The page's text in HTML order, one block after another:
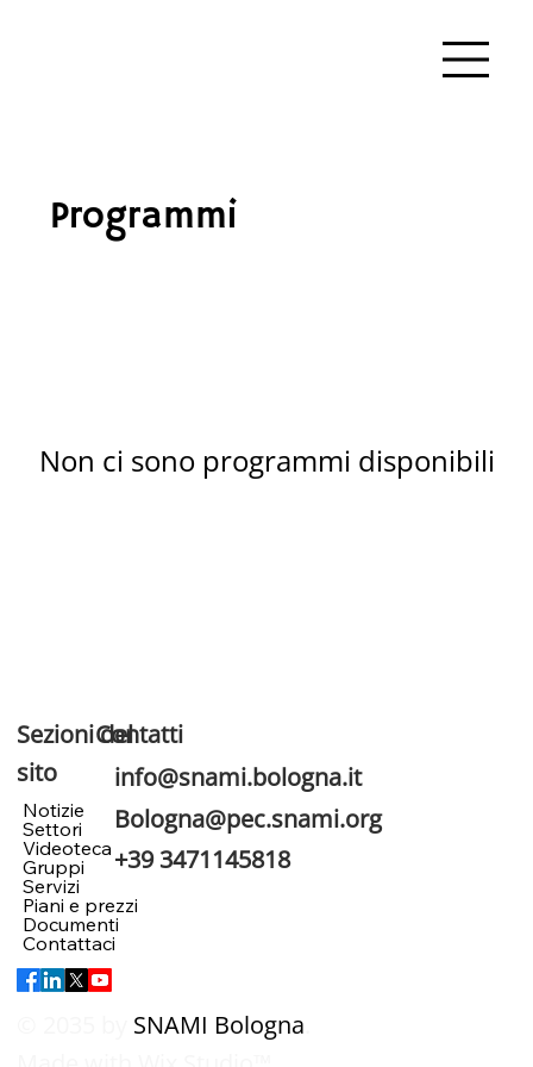
Programmi
Non ci sono programmi disponibili
Contatti
info@snami.bologna.it
Bologna@pec.snami.org
+39 3471145818
Sezioni del
sito
Notizie
Settori
Videoteca
Gruppi
Servizi
Piani e prezzi
Documenti
Contattaci
SNAMI Bologna